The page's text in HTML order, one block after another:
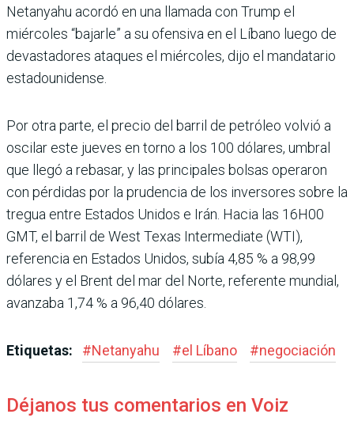
Netan­yahu acordó en una llamada con Trump el
miércoles “bajarle” a su ofensiva en el Líbano luego de
devastadores ataques el miércoles, dijo el mandatario
estadounidense.
Por otra parte, el precio del barril de petróleo volvió a
oscilar este jueves en torno a los 100 dólares, umbral
que llegó a rebasar, y las princi­pales bolsas operaron
con pérdidas por la prudencia de los inversores sobre la
tre­gua entre Estados Unidos e Irán. Hacia las 16H00
GMT, el barril de West Texas Inter­mediate (WTI),
referencia en Estados Unidos, subía 4,85 % a 98,99
dólares y el Brent del mar del Norte, referente mun­dial,
avanzaba 1,74 % a 96,40 dólares.
Etiquetas: #Netanyahu #el Líbano #negociación
Déjanos tus comentarios en Voiz